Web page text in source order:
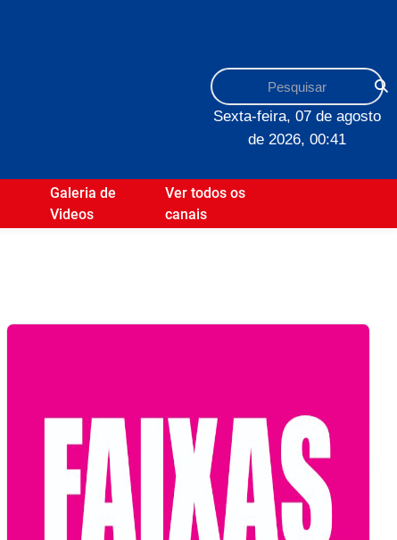
Sexta-feira, 07 de agosto
de 2026, 00:41
Galeria de
Videos
Ver todos os
canais